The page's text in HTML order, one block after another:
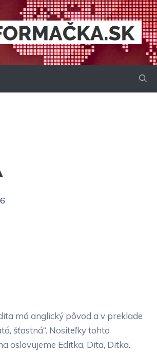
má anglický pôvod a v preklade
šťastná“. Nositeľky tohto
oslovujeme Editka, Dita, Ditka.